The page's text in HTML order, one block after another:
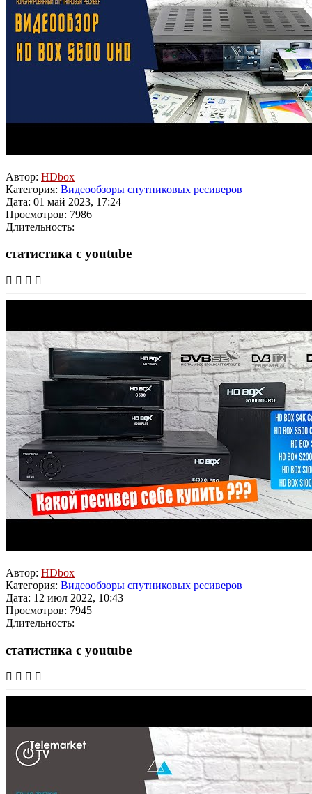
Автор: HDbox
Категория: Видеообзоры спутниковых ресиверов
Дата: 01 май 2023, 17:24
Просмотров: 7986
Длительность:
статистика с youtube
Автор: HDbox
Категория: Видеообзоры спутниковых ресиверов
Дата: 12 июл 2022, 10:43
Просмотров: 7945
Длительность:
статистика с youtube